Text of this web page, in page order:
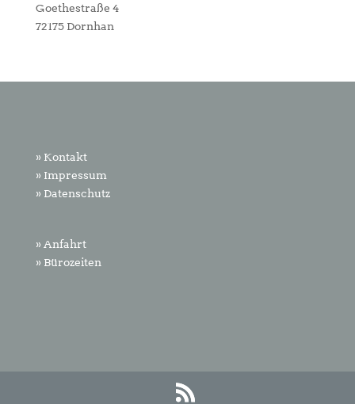
Goethestraße 4
72175 Dornhan
» Kontakt
» Impressum
» Datenschutz
» Anfahrt
» Bürozeiten